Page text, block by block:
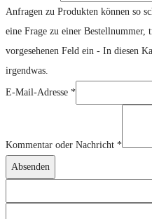
Anfragen zu Produkten können so
eine Frage zu einer Bestellnummer,
vorgesehenen Feld ein - In diesen
irgendwas.
E-Mail-Adresse *
E-
Mail-
Kommentar oder Nachricht *
Absenden